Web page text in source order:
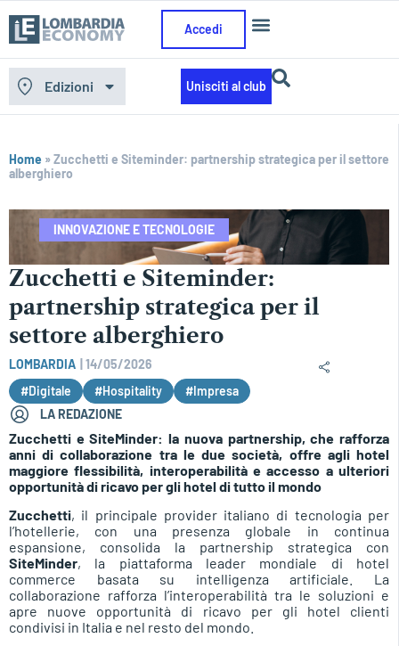
Accedi
Edizioni Unisciti al club
Home »Zucchetti e Siteminder: partnership strategica per il settore
alberghiero
INNOVAZIONE E TECNOLOGIE
Zucchetti e Siteminder:
partnership strategica per il
settore alberghiero
LOMBARDIA
14/05/2026
#Digitale
#Hospitality
#Impresa
LA REDAZIONE
Zucchetti e SiteMinder: la nuova partnership, che rafforza
anni di collaborazione tra le due società, offre agli hotel
maggiore flessibilità, interoperabilità e accesso a ulteriori
opportunità di ricavo per gli hotel di tutto il mondo
Zucchetti, il principale provider italiano di tecnologia per
l’hotellerie, con una presenza globale in continua
espansione, consolida la partnership strategica con
SiteMinder, la piattaforma leader mondiale di hotel
commerce basata su intelligenza artificiale. La
collaborazione rafforza l’interoperabilità tra le soluzioni e
apre nuove opportunità di ricavo per gli hotel clienti
condivisi in Italia e nel resto del mondo.